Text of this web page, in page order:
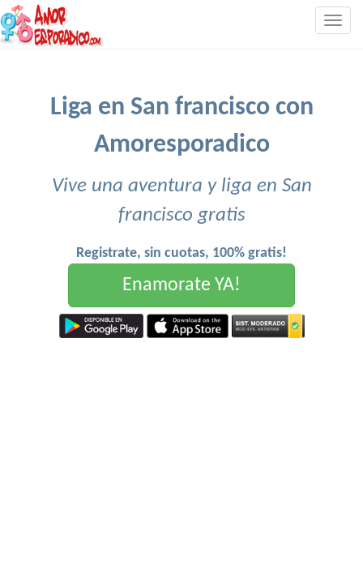
Liga en San francisco con
Amoresporadico
Vive una aventura y liga en San
francisco gratis
Registrate, sin cuotas, 100% gratis!
Enamorate YA!